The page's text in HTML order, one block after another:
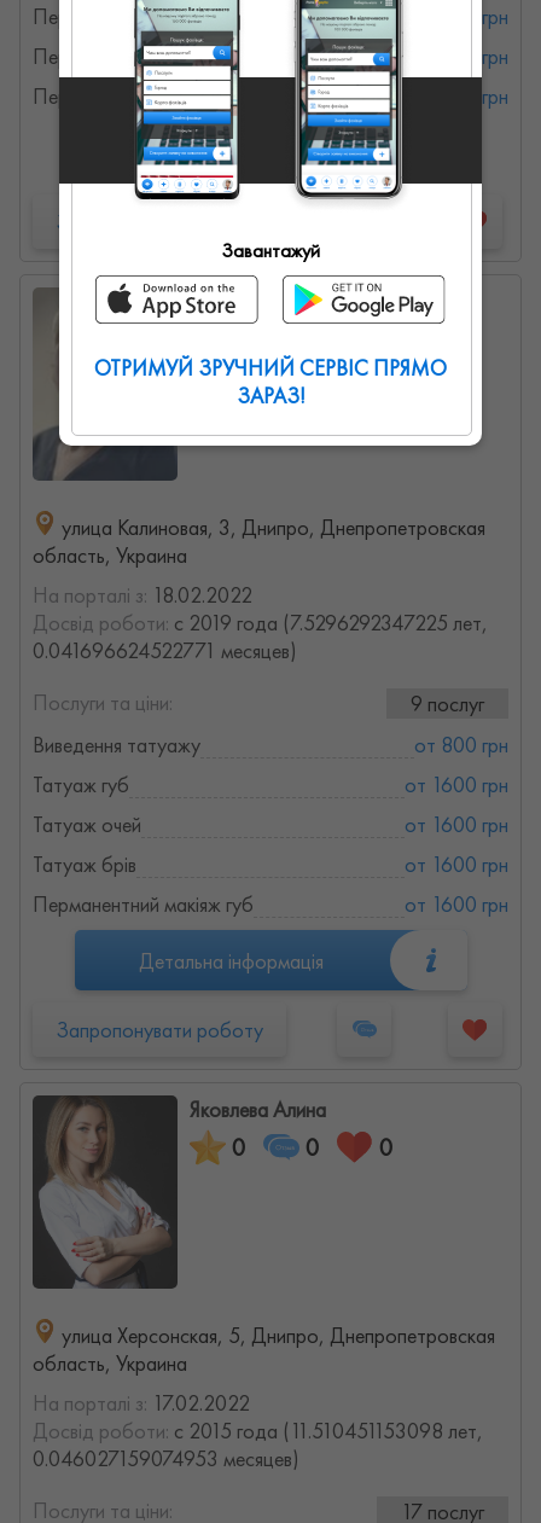
Перманентний макіяж губ
от 2000 грн
Перманентний макіяж очей
от 1400 грн
Перманентний макіяж брів
от 2000 грн
Детальна інформація
Запропонувати роботу
Ксения
улица Калиновая, 3, Днипро, Днепропетровская
область, Украина
На порталі з: 18.02.2022
Досвід роботи: с 2019 года (7.5296292347225 лет,
0.041696624522771 месяцев)
Послуги та ціни:
9 послуг
Виведення татуажу
от 800 грн
Татуаж губ
от 1600 грн
Татуаж очей
от 1600 грн
Татуаж брів
от 1600 грн
Перманентний макіяж губ
от 1600 грн
Детальна інформація
Запропонувати роботу
Яковлева Алина
0 0 0
улица Херсонская, 5, Днипро, Днепропетровская
область, Украина
На порталі з: 17.02.2022
Досвід роботи: с 2015 года (11.510451153098 лет,
0.046027159074953 месяцев)
Послуги та ціни:
17 послуг
Завантажуй
ОТРИМУЙ ЗРУЧНИЙ СЕРВІС ПРЯМО
ЗАРАЗ!